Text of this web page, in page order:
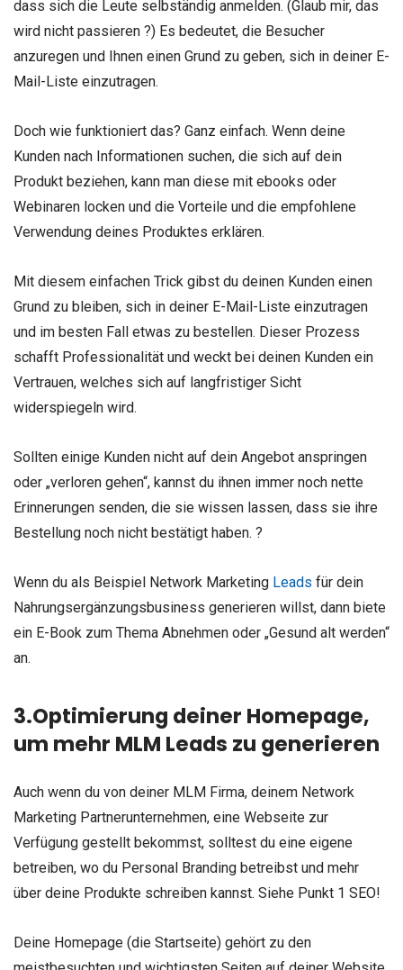
dass sich die Leute selbständig anmelden. (Glaub mir, das
wird nicht passieren ?) Es bedeutet, die Besucher
anzuregen und Ihnen einen Grund zu geben, sich in deiner E-
Mail-Liste einzutragen.
Doch wie funktioniert das? Ganz einfach. Wenn deine
Kunden nach Informationen suchen, die sich auf dein
Produkt beziehen, kann man diese mit ebooks oder
Webinaren locken und die Vorteile und die empfohlene
Verwendung deines Produktes erklären.
Mit diesem einfachen Trick gibst du deinen Kunden einen
Grund zu bleiben, sich in deiner E-Mail-Liste einzutragen
und im besten Fall etwas zu bestellen. Dieser Prozess
schafft Professionalität und weckt bei deinen Kunden ein
Vertrauen, welches sich auf langfristiger Sicht
widerspiegeln wird.
Sollten einige Kunden nicht auf dein Angebot anspringen
oder „verloren gehen“, kannst du ihnen immer noch nette
Erinnerungen senden, die sie wissen lassen, dass sie ihre
Bestellung noch nicht bestätigt haben. ?
Wenn du als Beispiel Network Marketing Leads für dein
Nahrungsergänzungsbusiness generieren willst, dann biete
ein E-Book zum Thema Abnehmen oder „Gesund alt werden“
an.
3.Optimierung deiner Homepage,
um mehr MLM Leads zu generieren
Auch wenn du von deiner MLM Firma, deinem Network
Marketing Partnerunternehmen, eine Webseite zur
Verfügung gestellt bekommst, solltest du eine eigene
betreiben, wo du Personal Branding betreibst und mehr
über deine Produkte schreiben kannst. Siehe Punkt 1 SEO!
Deine Homepage (die Startseite) gehört zu den